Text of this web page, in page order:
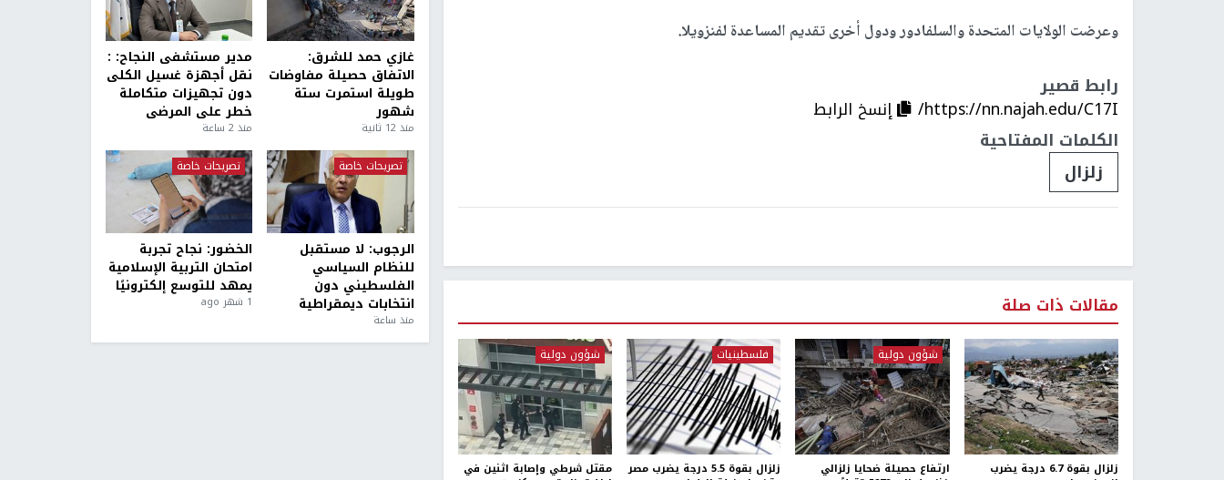
وعرضت الولايات المتحدة والسلفادور ودول أخرى تقديم المساعدة لفنزويلا.
رابط قصير
https://nn.najah.edu/C17I/
إنسخ الرابط
الكلمات المفتاحية
زلزال
مقالات ذات صلة
زلزال بقوة 6.7 درجة يضرب
شؤون دولية
ارتفاع حصيلة ضحايا زلزالي
فلسطينيات
زلزال بقوة 5.5 درجة يضرب مصر
شؤون دولية
مقتل شرطي وإصابة اثنين في
غازي حمد للشرق:
الاتفاق حصيلة مفاوضات
طويلة استمرت ستة
شهور
منذ 12 ثانية
مدير مستشفى النجاح: :
نقل أجهزة غسيل الكلى
دون تجهيزات متكاملة
خطر على المرضى
منذ 2 ساعة
تصريحات خاصة
الرجوب: لا مستقبل
للنظام السياسي
الفلسطيني دون
انتخابات ديمقراطية
منذ ساعة
تصريحات خاصة
الخضور: نجاح تجربة
امتحان التربية الإسلامية
يمهد للتوسع إلكترونيًا
1 شهر ago